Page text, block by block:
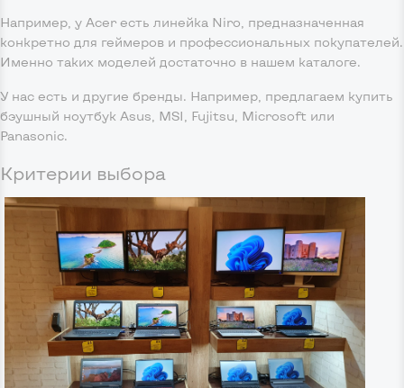
Например, у Acer есть линейка Niro, предназначенная
конкретно для геймеров и профессиональных покупателей.
Именно таких моделей достаточно в нашем каталоге.
У нас есть и другие бренды. Например, предлагаем купить
бэушный ноутбук Asus, MSI, Fujitsu, Microsoft или
Panasonic.
Критерии выбора